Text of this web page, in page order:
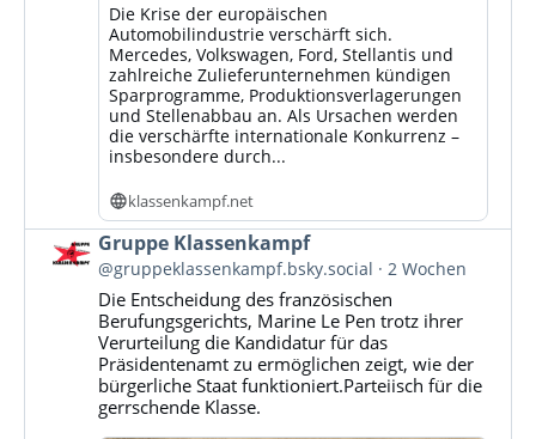
Die Krise der europäischen
Automobilindustrie verschärft sich.
Mercedes, Volkswagen, Ford, Stellantis und
zahlreiche Zulieferunternehmen kündigen
Sparprogramme, Produktionsverlagerungen
und Stellenabbau an. Als Ursachen werden
die verschärfte internationale Konkurrenz –
insbesondere durch...
klassenkampf.net
Beitrag
von
Gruppe
Klassenkampf
Bluesky
ansehen
Gruppe Klassenkampf
@gruppeklassenkampf.bsky.social 2 Wochen
Die Entscheidung des französischen
Berufungsgerichts, Marine Le Pen trotz ihrer
Verurteilung die Kandidatur für das
Präsidentenamt zu ermöglichen zeigt, wie der
bürgerliche Staat funktioniert.Parteiisch für die
gerrschende Klasse.